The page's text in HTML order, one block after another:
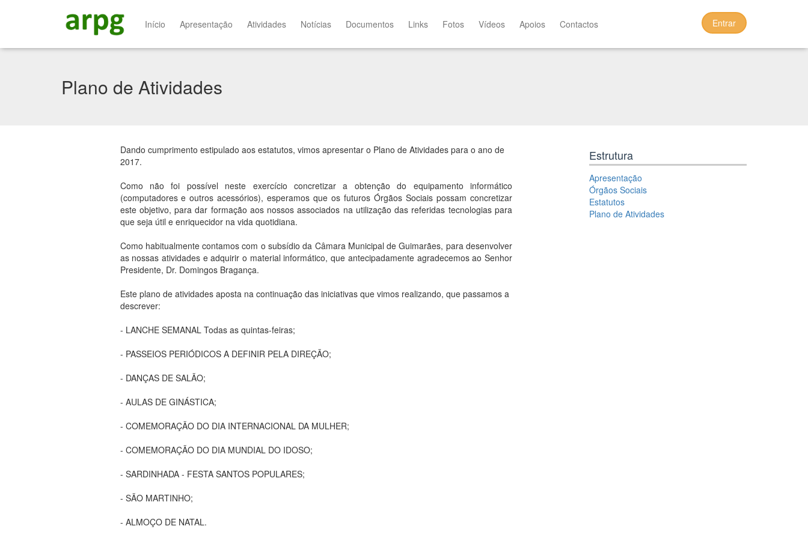
Início Apresentação Atividades Notícias Documentos Links Fotos Vídeos Apoios Contactos Entrar
Plano de Atividades
Dando cumprimento estipulado aos estatutos, vimos apresentar o Plano de Atividades para o ano de
2017.
Como não foi possível neste exercício concretizar a obtenção do equipamento informático
(computadores e outros acessórios), esperamos que os futuros Órgãos Sociais possam concretizar
este objetivo, para dar formação aos nossos associados na utilização das referidas tecnologias para
que seja útil e enriquecidor na vida quotidiana.
Como habitualmente contamos com o subsídio da Câmara Municipal de Guimarães, para desenvolver
as nossas atividades e adquirir o material informático, que antecipadamente agradecemos ao Senhor
Presidente, Dr. Domingos Bragança.
Este plano de atividades aposta na continuação das iniciativas que vimos realizando, que passamos a
descrever:
- LANCHE SEMANAL Todas as quintas-feiras;
- PASSEIOS PERIÓDICOS A DEFINIR PELA DIREÇÃO;
- DANÇAS DE SALÃO;
- AULAS DE GINÁSTICA;
- COMEMORAÇÃO DO DIA INTERNACIONAL DA MULHER;
- COMEMORAÇÃO DO DIA MUNDIAL DO IDOSO;
- SARDINHADA - FESTA SANTOS POPULARES;
- SÃO MARTINHO;
- ALMOÇO DE NATAL.
Estrutura
Apresentação
Órgãos Sociais
Estatutos
Plano de Atividades